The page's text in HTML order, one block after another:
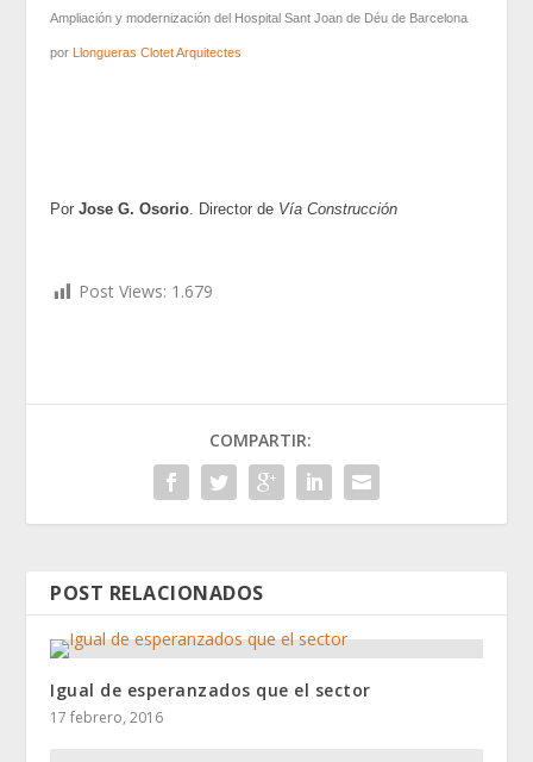
Ampliación y modernización del Hospital Sant Joan de Déu de Barcelona
por Llongueras Clotet Arquitectes
PorJose G. Osorio. Director de Vía Construcción
Post Views: 1.679
COMPARTIR:
POST RELACIONADOS
Igual de esperanzados que el sector
17 febrero, 2016